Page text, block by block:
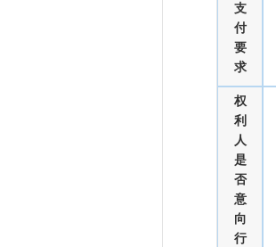
支
付
要
求
权
利
人
是
否
意
向
行